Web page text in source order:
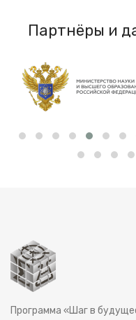
Партнёры и
Программа «Шаг в